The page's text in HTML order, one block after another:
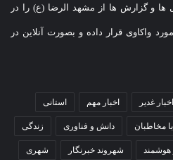
ها و گزارش ها از مشهد الرضا (ع) را در
واکاوی قرار داده و بصورت آنلاین در
اخبار غدیر اخبار مهم استانی
مخاطبان دانش و فناوری زندگی
شهروند خبرنگار شهری